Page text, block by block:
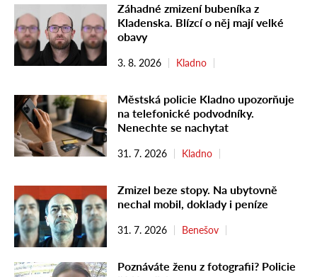
Záhadné zmizení bubeníka z
Kladenska. Blízcí o něj mají velké
obavy
3. 8. 2026 Kladno
Městská policie Kladno upozorňuje
na telefonické podvodníky.
Nenechte se nachytat
31. 7. 2026 Kladno
Zmizel beze stopy. Na ubytovně
nechal mobil, doklady i peníze
31. 7. 2026 Benešov
Poznáváte ženu z fotografii? Policie